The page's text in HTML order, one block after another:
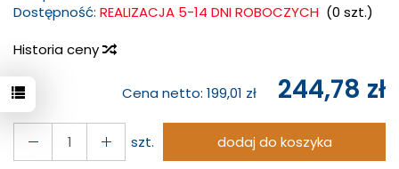
Dostępność: REALIZACJA 5-14 DNI ROBOCZYCH (0 szt.)
Historia ceny
Cena netto: 199,01 zł 244,78 zł
szt.
dodaj do koszyka